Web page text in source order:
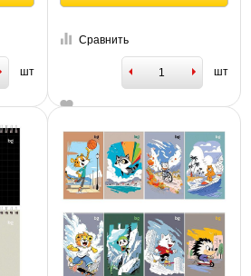
шт
Сравнить
шт